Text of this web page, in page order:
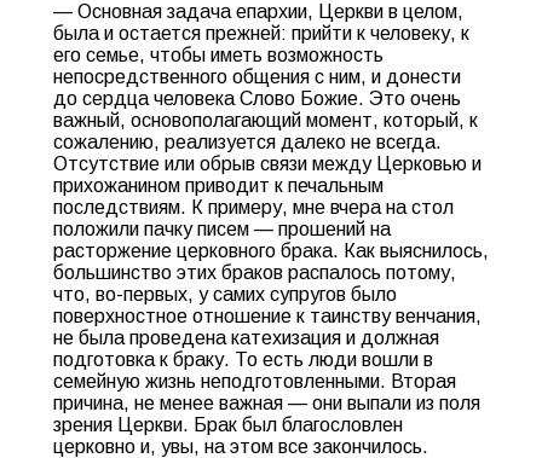
— Основная задача епархии, Церкви в целом,
была и остается прежней: прийти к человеку, к
его семье, чтобы иметь возможность
непосредственного общения с ним, и донести
до сердца человека Слово Божие. Это очень
важный, основополагающий момент, который, к
сожалению, реализуется далеко не всегда.
Отсутствие или обрыв связи между Церковью и
прихожанином приводит к печальным
последствиям. К примеру, мне вчера на стол
положили пачку писем — прошений на
расторжение церковного брака. Как выяснилось,
большинство этих браков распалось потому,
что, во-первых, у самих супругов было
поверхностное отношение к таинству венчания,
не была проведена катехизация и должная
подготовка к браку. То есть люди вошли в
семейную жизнь неподготовленными. Вторая
причина, не менее важная — они выпали из поля
зрения Церкви. Брак был благословлен
церковно и, увы, на этом все закончилось.